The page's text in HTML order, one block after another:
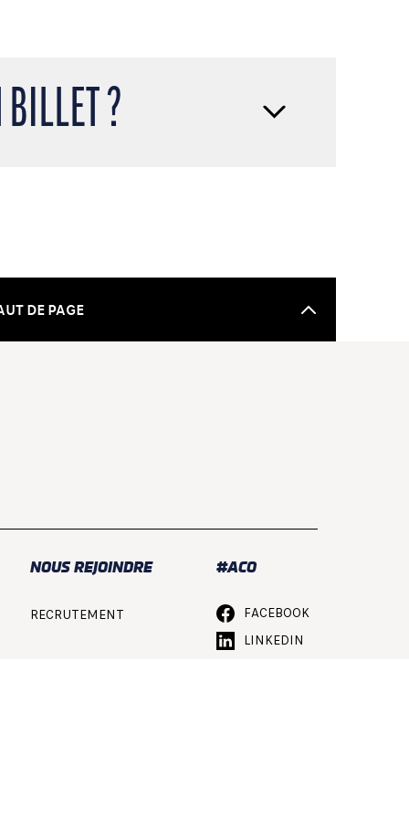
BILLET ?
DE PAGE
NOUS REJOINDRE
RECRUTEMENT
#ACO
FACEBOOK
LINKEDIN